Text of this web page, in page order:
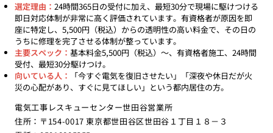
選定理由： 24時間365日の受付に加え、最短30分で現場に駆けつける
即日対応体制が非常に高く評価されています。有資格者が原因を即
座に特定し、5,500円（税込）からの透明性の高い料金で、その日の
うちに修理を完了させる体制が整っています。
主要スペック： 基本料金5,500円（税込）〜、有資格者施工、24時間
受付、最短30分駆けつけ。
向いている人：
「今すぐ電気を復旧させたい」「深夜や休日だが火
災の心配があり、すぐに見てほしい」という都内居住の方。
電気工事レスキューセンター世田谷営業所
住所：〒154-0017 東京都世田谷区世田谷１丁目１８－３